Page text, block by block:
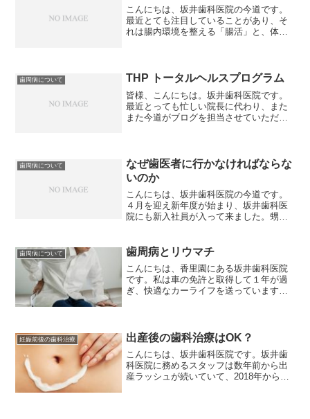
こんにちは、坂井歯科医院の今道です。
最近とても注目していることがあり、そ
れは腸内環境を整える「腸活」と、体に
とって、様々な健康効果を...
歯周病について THP トータルヘルスプログラム
皆様、こんにちは。坂井歯科医院です。
最近とっても忙しい院長に代わり、また
また今道がブログを担当させていただき
くお願い致します。た...
歯周病について
なぜ歯医者に行かなければならな
いのか
こんにちは、坂井歯科医院の今道です。
４月を迎え新年度が始まり、坂井歯科医
院にも新入社員が入って来ました。甥っ
の思い出作りに友だち家族とキャンプに
歯周病について 歯周病とリウマチ
こんにちは、香里園にある坂井歯科医院
です。私は車の免許と取得して１年が過
ぎ、快適なカーライフを送っています
車の免許を手に入れたように...
妊娠前後の歯科治療 出産後の歯科治療はOK？
こんにちは、坂井歯科医院です。坂井歯
科医院に務めるスタッフは数年前から出
産ラッシュが続いていて、2018年から